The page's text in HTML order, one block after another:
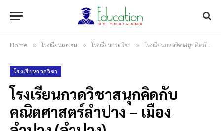
Home » โรงเรียนเอกชน » โรงเรียนกวดวิชา » โรงเรียนกวดวิชาสนุกคิดกับคณิตศาสตร์ลำปาง – เมืองลำปาง (ลำปาง)
โรงเรียนกวดวิชา
โรงเรียนกวดวิชาสนุกคิดกับ
คณิตศาสตร์ลำปาง – เมือง